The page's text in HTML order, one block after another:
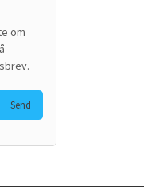
om